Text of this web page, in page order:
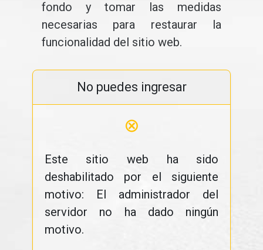
fondo y tomar las medidas
necesarias para restaurar la
funcionalidad del sitio web.
No puedes ingresar
⊗
Este sitio web ha sido
deshabilitado por el siguiente
motivo: El administrador del
servidor no ha dado ningún
motivo.